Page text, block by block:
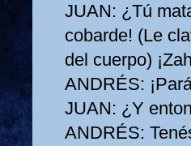
JUAN: ¿Tú
cobarde! (Le
del cuerpo)
ANDRÉS:
JUAN: ¿Y
ANDRÉS: